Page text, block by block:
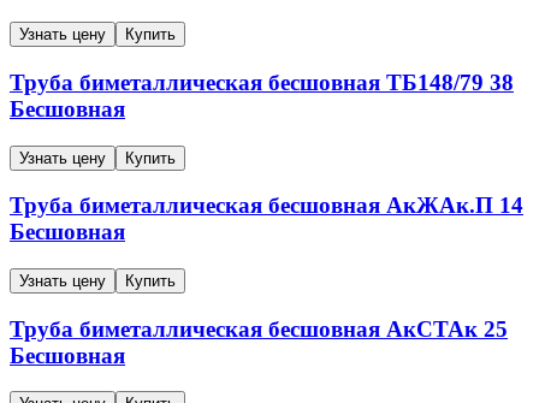
Узнать цену Купить
Труба биметаллическая бесшовная ТБ148/79 38
Бесшовная
Узнать цену Купить
Труба биметаллическая бесшовная АкЖАк.П 14
Бесшовная
Узнать цену Купить
Труба биметаллическая бесшовная АкСТАк 25
Бесшовная